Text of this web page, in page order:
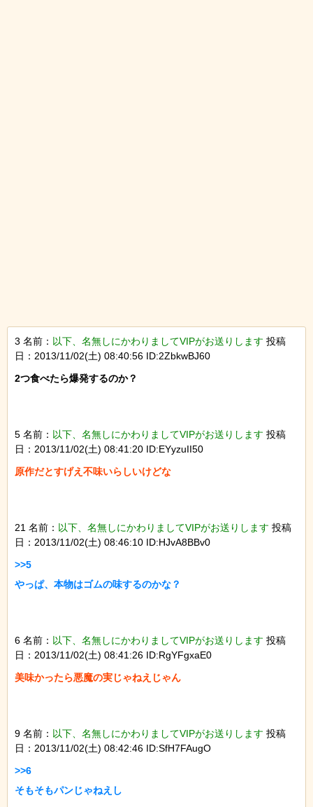
3 名前： 以下、名無しにかわりましてVIPがお送りします 投稿
日：2013/11/02(土) 08:40:56 ID:2ZbkwBJ60
2つ食べたら爆発するのか？
5 名前： 以下、名無しにかわりましてVIPがお送りします 投稿
日：2013/11/02(土) 08:41:20 ID:EYyzuII50
21 名前： 以下、名無しにかわりましてVIPがお送りします 投稿
日：2013/11/02(土) 08:46:10 ID:HJvA8BBv0
>>5
6 名前： 以下、名無しにかわりましてVIPがお送りします 投稿
日：2013/11/02(土) 08:41:26 ID:RgYFgxaE0
9 名前： 以下、名無しにかわりましてVIPがお送りします 投稿
日：2013/11/02(土) 08:42:46 ID:SfH7FAugO
>>6